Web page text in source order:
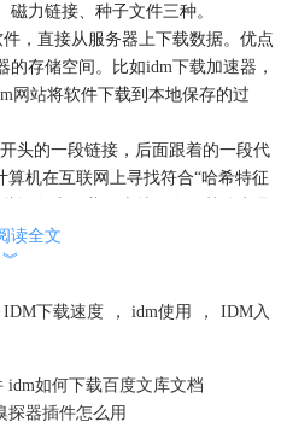
力链接、种子文件三种。
件，直接从服务器上下载数据。优点
的存储空间。比如idm下载加速器 ，
网站将软件下载到本地保存的过
开头的一段链接，后面跟着的一段代
机在互联网上寻找符合“哈希特征
的存储空间。但下载磁力链接的速度
备的传输速度。
备中将资源下载到本地。但下载种
中已经记录了哪些设备拥有该资
接即可。下载种子文件的速度取决
与是否处于开机状态。
，磁力链接与种子文件的优点是不占
读全文
︾
IDM下载速度 ， idm使用 ，
IDM入
idm如何下载百度文库文档
探器插件怎么用